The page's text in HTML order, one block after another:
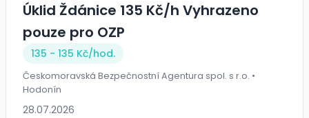
Úklid Ždánice 135 Kč/h Vyhrazeno
pouze pro OZP
135 - 135 Kč/hod.
Českomoravská Bezpečnostní Agentura spol. s r.o. •
Hodonín
28.07.2026